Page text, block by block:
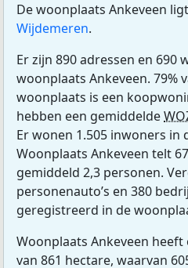
De woonplaats Ankeveen
Wijdemeren.
Er zijn 890 adressen en 690
woonplaats Ankeveen. 79%
woonplaats is een
hebben een gemiddelde
Er wonen 1.505 inwoners in
Woonplaats Ankeveen telt
gemiddeld 2,3 personen.
personenauto’s en 380
geregistreerd in de
Woonplaats Ankeveen
van 861 hectare, waarvan